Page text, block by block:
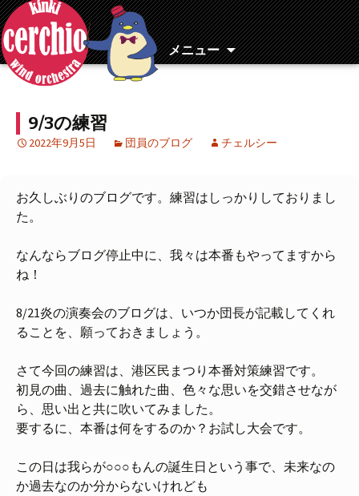
メニュー
コ
ン
テ
ン
9/3の練習
2022年9月5日 団員のブログ チェルシー
お久しぶりのブログです。練習はしっかりしておりまし
た。
なんならブログ停止中に、我々は本番もやってますから
ね！
8/21炎の演奏会のブログは、いつか団長が記載してくれ
ることを、願っておきましょう。
さて今回の練習は、港区民まつり本番対策練習です。
初見の曲、過去に触れた曲、色々な思いを交錯させなが
ら、思い出と共に吹いてみました。
要するに、本番は何をするのか？お試し大会です。
この日は我らが○○○もんの誕生日という事で、未来なの
か過去なのか分からないけれども